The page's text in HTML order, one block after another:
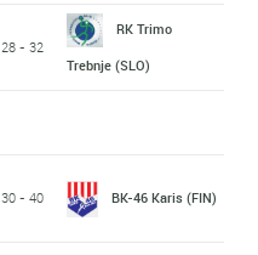
28 - 32
RK Trimo
Trebnje (SLO)
30 - 40 BK-46 Karis (FIN)